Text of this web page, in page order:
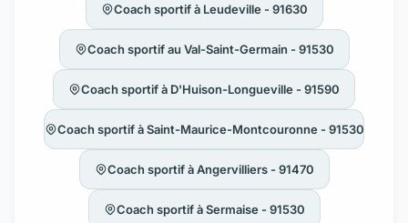
Coach sportif à Leudeville - 91630
Coach sportif au Val-Saint-Germain - 91530
Coach sportif à D'Huison-Longueville - 91590
Coach sportif à Saint-Maurice-Montcouronne - 91530
Coach sportif à Angervilliers - 91470
Coach sportif à Sermaise - 91530